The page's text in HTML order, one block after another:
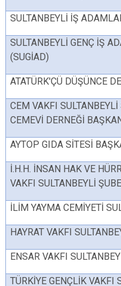
SULTANBEYLİ İŞ
SULTANBEYLİ GENÇ İŞ
(SUGİAD)
ATATÜRK'ÇÜ DÜŞÜNCE
CEM VAKFI
CEMEVİ DERNEĞİ
AYTOP GIDA SİTESİ
İ.H.H. İNSAN HAK VE
VAKFI SULTANBEYLİ
İLİM YAYMA CEMİYETİ
HAYRAT VAKFI
ENSAR VAKFI
TÜRKİYE GENÇLİK VAKFI